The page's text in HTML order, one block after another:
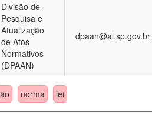
Divisão de
Pesquisa e
Atualização
de Atos
Normativos
(DPAAN)
dpaan@al.sp.gov.br
norma lei